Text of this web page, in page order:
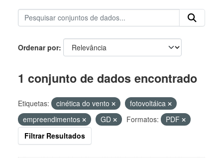
Ordenar por
1 conjunto de dados encontrado
Etiquetas: cinética do vento
fotovoltáica
empreendimentos
GD Formatos:
PDF
Filtrar Resultados